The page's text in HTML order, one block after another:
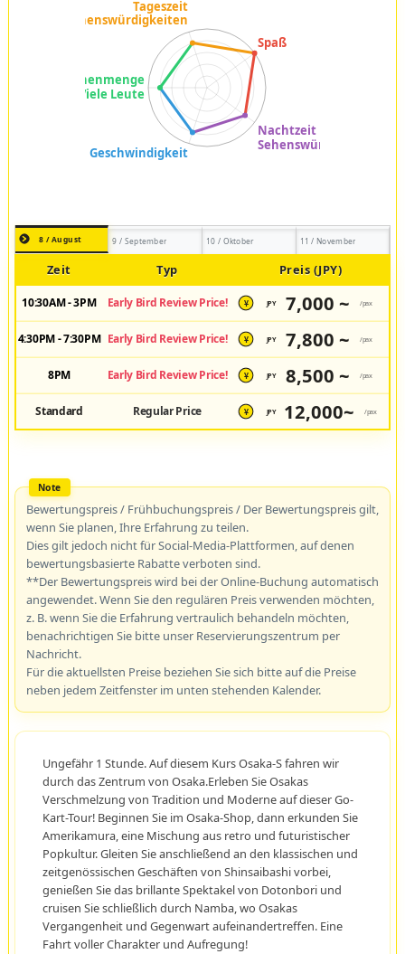
8 / August 9 / September 10 / Oktober 11 / November
Zeit Typ Preis (JPY)
10:30AM - 3PM Early Bird Review Price! ¥ JPY 7,000 ~ /pax
4:30PM - 7:30PM Early Bird Review Price! ¥ JPY 7,800 ~ /pax
8PM Early Bird Review Price! ¥ JPY 8,500 ~ /pax
Standard Regular Price ¥ JPY 12,000~ /pax
Bewertungspreis / Frühbuchungspreis / Der Bewertungspreis gilt,
wenn Sie planen, Ihre Erfahrung zu teilen.
Dies gilt jedoch nicht für Social-Media-Plattformen, auf denen
bewertungsbasierte Rabatte verboten sind.
**Der Bewertungspreis wird bei der Online-Buchung automatisch
angewendet. Wenn Sie den regulären Preis verwenden möchten,
z. B. wenn Sie die Erfahrung vertraulich behandeln möchten,
benachrichtigen Sie bitte unser Reservierungszentrum per
Nachricht.
Für die aktuellsten Preise beziehen Sie sich bitte auf die Preise
neben jedem Zeitfenster im unten stehenden Kalender.
Ungefähr 1 Stunde. Auf diesem Kurs Osaka-S fahren wir
durch das Zentrum von Osaka.Erleben Sie Osakas
Verschmelzung von Tradition und Moderne auf dieser Go-
Kart-Tour! Beginnen Sie im Osaka-Shop, dann erkunden Sie
Amerikamura, eine Mischung aus retro und futuristischer
Popkultur. Gleiten Sie anschließend an den klassischen und
zeitgenössischen Geschäften von Shinsaibashi vorbei,
genießen Sie das brillante Spektakel von Dotonbori und
cruisen Sie schließlich durch Namba, wo Osakas
Vergangenheit und Gegenwart aufeinandertreffen. Eine
Fahrt voller Charakter und Aufregung!